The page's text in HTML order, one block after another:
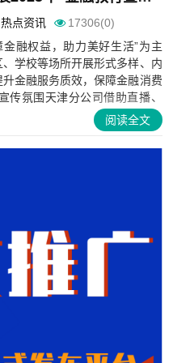
热点资讯
17306(0)
融权益，助力美好生活”为主
学校等场所开展形式多样、内
金融服务质效，保障金融消费
传氛围天津分公司借助直播、
阅读全文